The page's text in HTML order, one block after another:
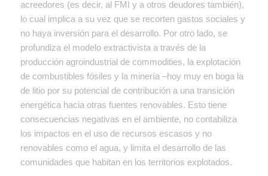
acreedores (es decir, al FMI y a otros deudores también),
lo cual implica a su vez que se recorten gastos sociales y
no haya inversión para el desarrollo. Por otro lado, se
profundiza el modelo extractivista a través de la
producción agroindustrial de commodities, la explotación
de combustibles fósiles y la minería –hoy muy en boga la
de litio por su potencial de contribución a una transición
energética hacia otras fuentes renovables. Esto tiene
consecuencias negativas en el ambiente, no contabiliza
los impactos en el uso de recursos escasos y no
renovables como el agua, y limita el desarrollo de las
comunidades que habitan en los territorios explotados.